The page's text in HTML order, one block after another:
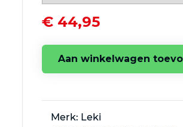
€ 44,95
Aan winkelwagen
Merk: Leki